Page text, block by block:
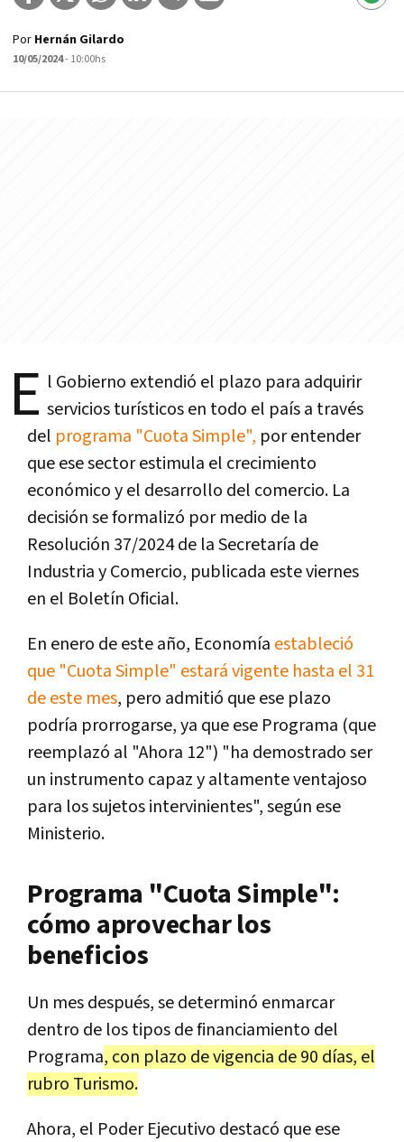
Por Hernán Gilardo
10/05/2024- 10:00hs
E l Gobierno extendió el plazo para adquirir
servicios turísticos en todo el país a través
del programa "Cuota Simple", por entender
que ese sector estimula el crecimiento
económico y el desarrollo del comercio. La
decisión se formalizó por medio de la
Resolución 37/2024 de la Secretaría de
Industria y Comercio, publicada este viernes
en el Boletín Oficial.
En enero de este año, Economía estableció
que "Cuota Simple" estará vigente hasta el 31
de este mes, pero admitió que ese plazo
podría prorrogarse, ya que ese Programa (que
reemplazó al "Ahora 12") "ha demostrado ser
un instrumento capaz y altamente ventajoso
para los sujetos intervinientes", según ese
Ministerio.
Programa "Cuota Simple":
cómo aprovechar los
beneficios
Un mes después, se determinó enmarcar
dentro de los tipos de financiamiento del
Programa, con plazo de vigencia de 90 días, el
rubro Turismo.
Ahora, el Poder Ejecutivo destacó que ese